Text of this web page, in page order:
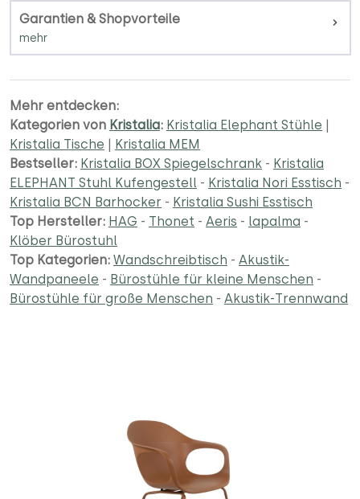
Garantien & Shopvorteile
Mehr entdecken:
Kategorien von Kristalia: Kristalia Elephant Stühle |
Kristalia Tische | Kristalia MEM
Bestseller: Kristalia BOX Spiegelschrank - Kristalia
ELEPHANT Stuhl Kufengestell - Kristalia Nori Esstisch -
Kristalia BCN Barhocker - Kristalia Sushi Esstisch
Top Hersteller: HAG - Thonet - Aeris - lapalma -
Klöber Bürostuhl
Top Kategorien: Wandschreibtisch - Akustik-
Wandpaneele - Bürostühle für kleine Menschen -
Bürostühle für große Menschen - Akustik-Trennwand